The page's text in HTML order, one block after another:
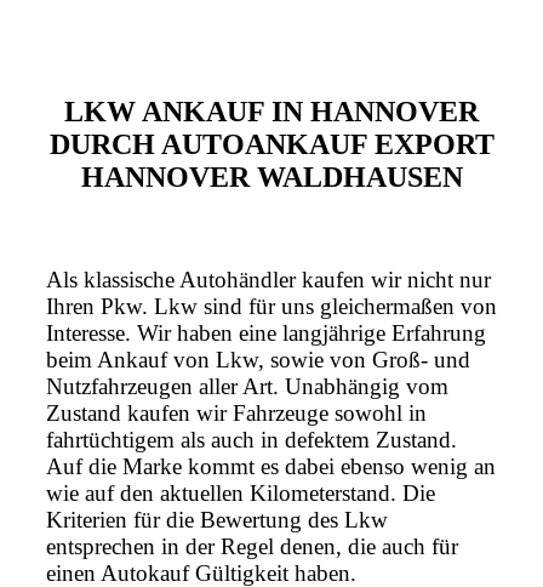
LKW ANKAUF IN HANNOVER
DURCH AUTOANKAUF EXPORT
HANNOVER WALDHAUSEN
Als klassische Autohändler kaufen wir nicht nur
Ihren Pkw. Lkw sind für uns gleichermaßen von
Interesse. Wir haben eine langjährige Erfahrung
beim Ankauf von Lkw, sowie von Groß- und
Nutzfahrzeugen aller Art. Unabhängig vom
Zustand kaufen wir Fahrzeuge sowohl in
fahrtüchtigem als auch in defektem Zustand.
Auf die Marke kommt es dabei ebenso wenig an
wie auf den aktuellen Kilometerstand. Die
Kriterien für die Bewertung des Lkw
entsprechen in der Regel denen, die auch für
einen Autokauf Gültigkeit haben.